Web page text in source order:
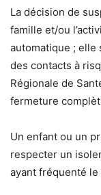
La décision de
famille et/ou
automatique ; elle
des contacts à
Régionale de
fermeture
Un enfant ou un
respecter un
ayant fréquenté le